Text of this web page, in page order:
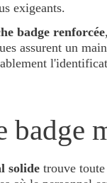
exigeants.
badge renforcée
assurent un
badge
solide trouve